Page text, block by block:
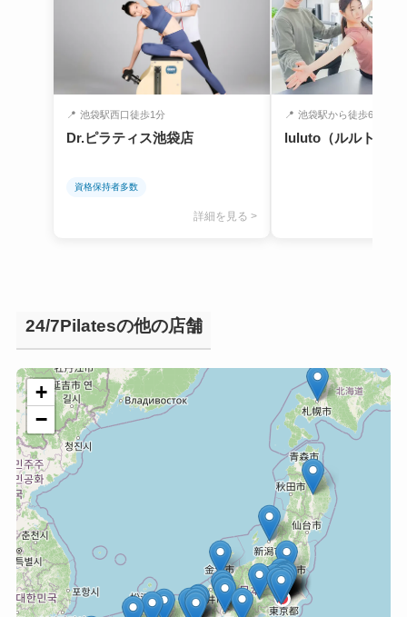
📍 池袋駅西口徒歩1分
Dr.ピラティス池袋店
資格保持者多数
詳細を見る >
📍 池袋駅から徒歩6分
luluto（ルルト）池
24/7Pilatesの他の店舗
+
−